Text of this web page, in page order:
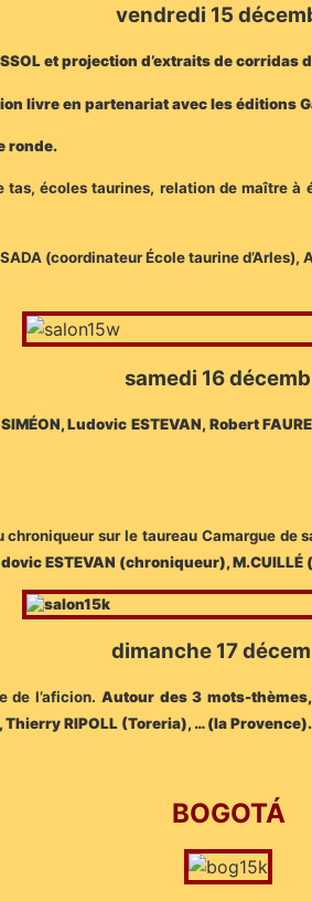
vendredi 15
et projection d’extraits de corridas
livre en partenariat avec les éditions
ronde.
tas, écoles taurines, relation de maître
(coordinateur École taurine
samedi 16
Ludovic ESTEVAN, Robert
sur le taureau Camargue de
ESTEVAN (chroniqueur), M.CUILLÉ
dimanche 17
de l’aficion. Autour des 3 mots-
RIPOLL (Toreria), … (la
BOGOTÁ